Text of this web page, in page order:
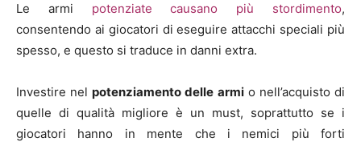
Le armi potenziate causano più stordimento,
consentendo ai giocatori di eseguire attacchi speciali più
spesso, e questo si traduce in danni extra.
Investire nelpotenziamento delle armio nell’acquisto di
quelle di qualità migliore è un must, soprattutto se i
giocatori hanno in mente che i nemici più forti